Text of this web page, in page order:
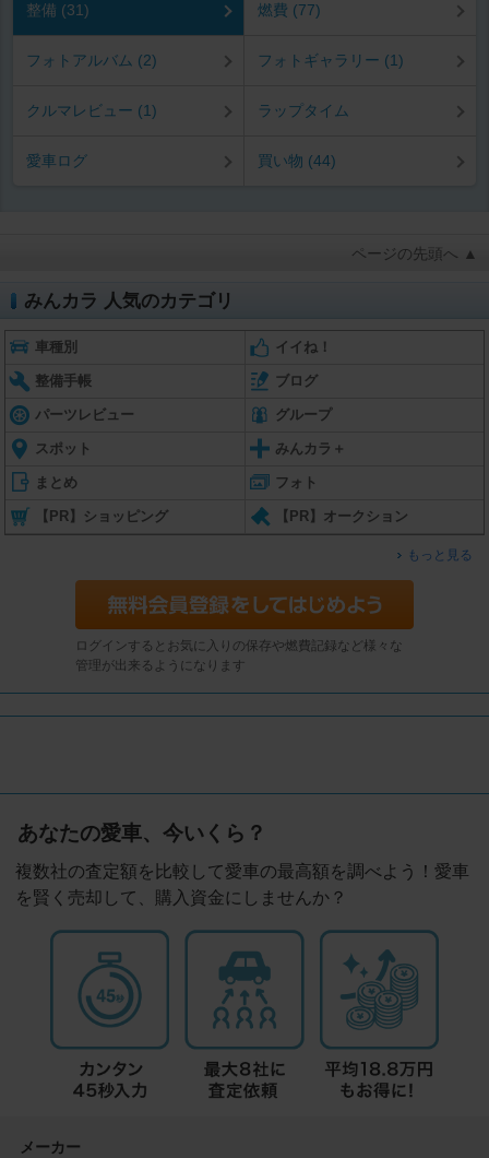
整備 (31) 燃費 (77)
フォトアルバム (2) フォトギャラリー (1)
クルマレビュー (1) ラップタイム
愛車ログ 買い物 (44)
ページの先頭へ ▲
みんカラ 人気のカテゴリ
車種別 イイね！
整備手帳 ブログ
パーツレビュー グループ
スポット みんカラ＋
まとめ フォト
【PR】ショッピング 【PR】オークション
もっと見る
ログインするとお気に入りの保存や燃費記録など様々な
管理が出来るようになります
あなたの愛車、今いくら？
複数社の査定額を比較して愛車の最高額を調べよう！愛車
を賢く売却して、購入資金にしませんか？
メーカー